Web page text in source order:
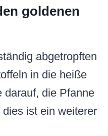
goldenen
abgetropften
in die heiße
darauf, die Pfanne
ist ein weiterer